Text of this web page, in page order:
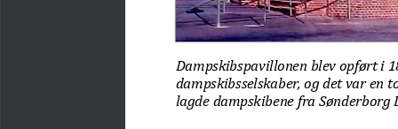
Dampskibspavillonen blev opført i
dampskibsselskaber, og det var
lagde dampskibene fra Sønderborg